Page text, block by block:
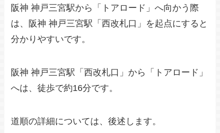
阪神 神戸三宮駅から「トアロード」へ向かう際
は、阪神 神戸三宮駅「西改札口」を起点にすると
分かりやすいです。
阪神 神戸三宮駅「西改札口」から「トアロード」
へは、徒歩で約16分です。
道順の詳細については、後述します。